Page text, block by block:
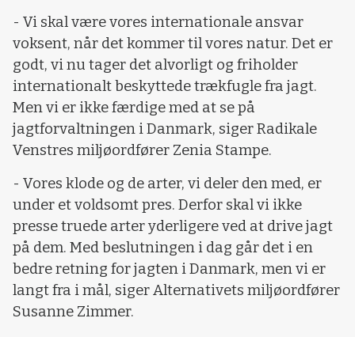
- Vi skal være vores internationale ansvar
voksent, når det kommer til vores natur. Det er
godt, vi nu tager det alvorligt og friholder
internationalt beskyttede trækfugle fra jagt.
Men vi er ikke færdige med at se på
jagtforvaltningen i Danmark, siger Radikale
Venstres miljøordfører Zenia Stampe.
- Vores klode og de arter, vi deler den med, er
under et voldsomt pres. Derfor skal vi ikke
presse truede arter yderligere ved at drive jagt
på dem. Med beslutningen i dag går det i en
bedre retning for jagten i Danmark, men vi er
langt fra i mål, siger Alternativets miljøordfører
Susanne Zimmer.